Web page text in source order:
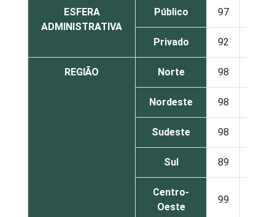
ESFERA
ADMINISTRATIVA
Público 97
Privado 92
REGIÃO Norte 98
Nordeste 98
Sudeste 98
Sul 89
Centro-
Oeste
99